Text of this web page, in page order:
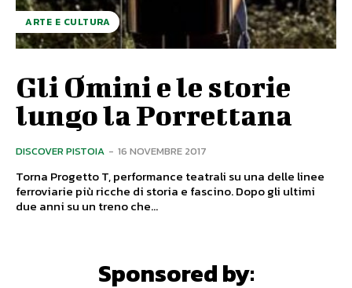
ARTE E CULTURA
Gli Omini e le storie
lungo la Porrettana
DISCOVER PISTOIA - 16 NOVEMBRE 2017
Torna Progetto T, performance teatrali su una delle linee
ferroviarie più ricche di storia e fascino. Dopo gli ultimi
due anni su un treno che...
Sponsored by: